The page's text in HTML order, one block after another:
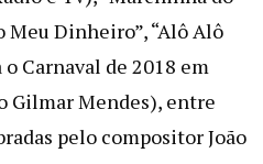
Meu Dinheiro”, “Alô Alô
Carnaval de 2018 em
Gilmar Mendes), entre
pelo compositor João